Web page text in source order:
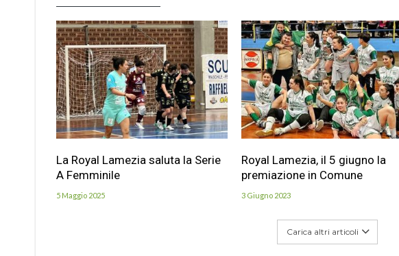
La Royal Lamezia saluta la Serie
A Femminile
5 Maggio 2025
Royal Lamezia, il 5 giugno la
premiazione in Comune
3 Giugno 2023
Carica altri articoli